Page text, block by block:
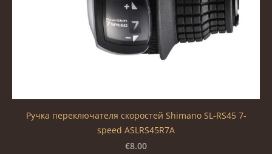
Ручка переключателя скоростей Shimano SL-RS45 7-
speed ASLRS45R7A
€8.00